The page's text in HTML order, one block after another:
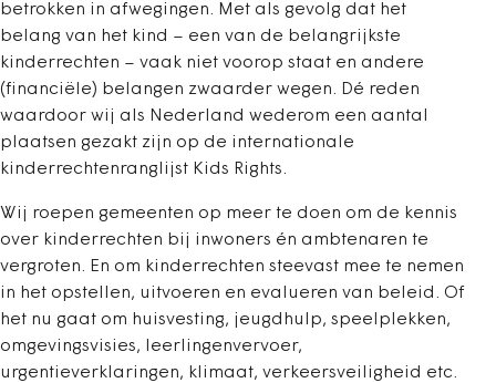
betrokken in afwegingen. Met als gevolg dat het
belang van het kind – een van de belangrijkste
kinderrechten – vaak niet voorop staat en andere
(financiële) belangen zwaarder wegen. Dé reden
waardoor wij als Nederland wederom een aantal
plaatsen gezakt zijn op de internationale
kinderrechtenranglijst Kids Rights.
Wij roepen gemeenten op meer te doen om de kennis
over kinderrechten bij inwoners én ambtenaren te
vergroten. En om kinderrechten steevast mee te nemen
in het opstellen, uitvoeren en evalueren van beleid. Of
het nu gaat om huisvesting, jeugdhulp, speelplekken,
omgevingsvisies, leerlingenvervoer,
urgentieverklaringen, klimaat, verkeersveiligheid etc.